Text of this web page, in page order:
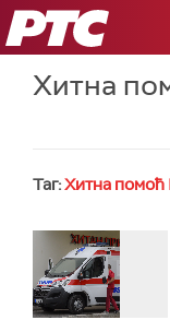
РТС
Хитна
Таг:Хитна помоћ